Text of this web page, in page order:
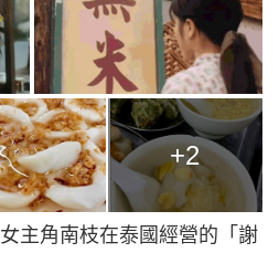
+2
女主角南枝在泰國經營的「謝